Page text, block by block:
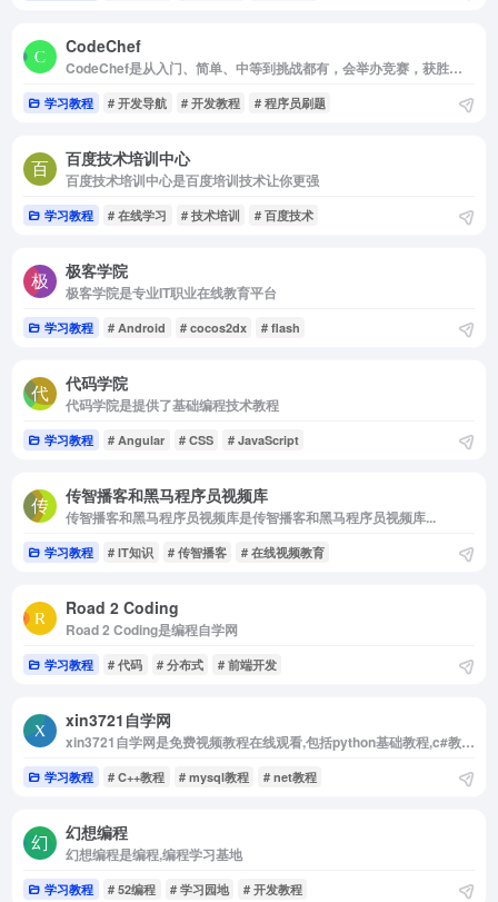
CodeChef
CodeChef是从入门、简单、中等到挑战都有，会举办竞赛，获胜者可是有奖金的哦!
学习教程 # 开发导航 # 开发教程 # 程序员刷题
百度技术培训中心
百度技术培训中心是百度培训技术让你更强
学习教程 # 在线学习 # 技术培训 # 百度技术
极客学院
极客学院是专业IT职业在线教育平台
学习教程 # Android # cocos2dx # flash
代码学院
代码学院是提供了基础编程技术教程
学习教程 # Angular # CSS # JavaScript
传智播客和黑马程序员视频库
传智播客和黑马程序员视频库是传智播客和黑马程序员视频库...
学习教程 # IT知识 # 传智播客 # 在线视频教育
Road 2 Coding
Road 2 Coding是编程自学网
学习教程 # 代码 # 分布式 # 前端开发
xin3721自学网
xin3721自学网是免费视频教程在线观看,包括python基础教程,c#教程等等
学习教程 # C++教程 # mysql教程 # net教程
幻想编程
幻想编程是编程,编程学习基地
学习教程 # 52编程 # 学习园地 # 开发教程